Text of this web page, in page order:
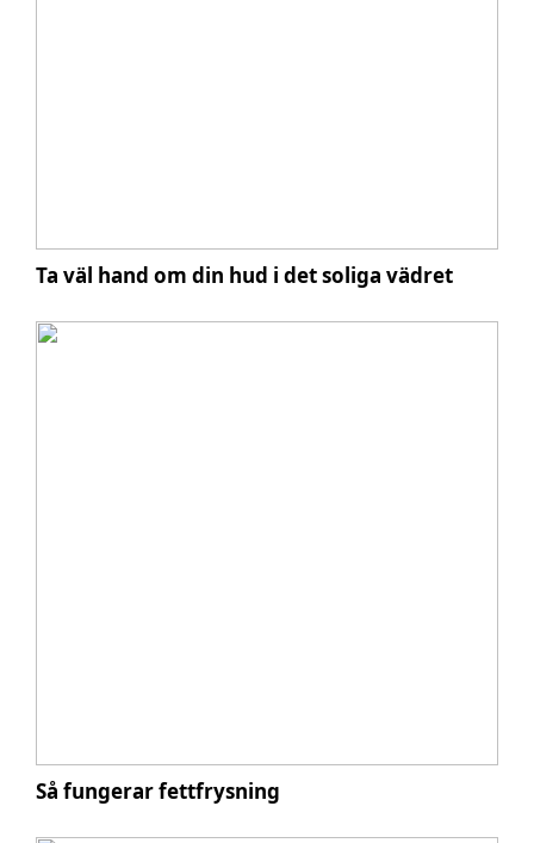
Ta väl hand om din hud i det soliga vädret
Så fungerar fettfrysning